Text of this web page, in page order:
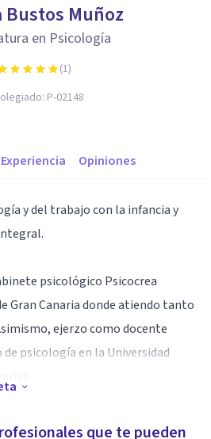
Bustos Muñoz
en Psicología
(1)
P-02148
Experiencia Opiniones
y del trabajo con la infancia y
psicológico Psicocrea
Gran Canaria donde atiendo tanto
ejerzo como docente
psicología en la Universidad
lo que significa que empleo
que te pueden